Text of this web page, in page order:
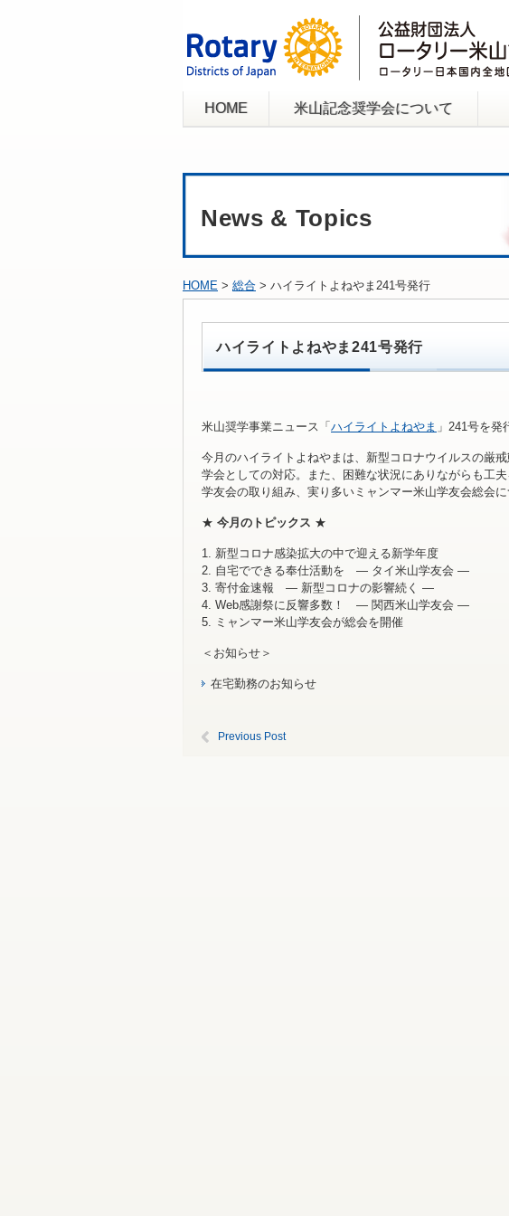
HOME 米山記念奨学会について
News & Topics
HOME > 総合 > ハイライトよねやま241号発行
ハイライトよねやま241号発行
米山奨学事業ニュース「 ハイライトよねやま 」241号を発
今月のハイライトよねやまは、新型コロナウイルスの厳
学会としての対応。また、困難な状況にありながらも工
学友会の取り組み、実り多いミャンマー米山学友会総会
★ 今月のトピックス ★
1. 新型コロナ感染拡大の中で迎える新学年度
2. 自宅でできる奉仕活動を ― タイ米山学友会 ―
3. 寄付金速報 ― 新型コロナの影響続く ―
4. Web感謝祭に反響多数！ ― 関西米山学友会 ―
5. ミャンマー米山学友会が総会を開催
＜お知らせ＞
在宅勤務のお知らせ
Previous Post